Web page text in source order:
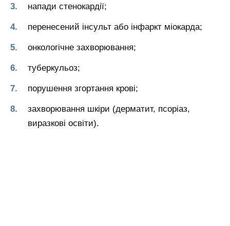
напади стенокардії;
перенесений інсульт або інфаркт міокарда;
онкологічне захворювання;
туберкульоз;
порушення згортання крові;
захворювання шкіри (дерматит, псоріаз,
виразкові освіти).